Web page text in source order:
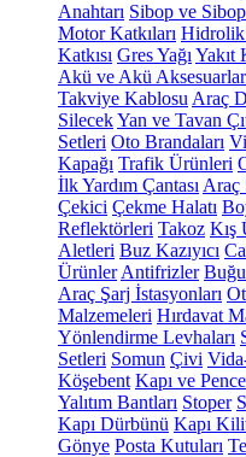
Anahtarı Sibop ve
Motor Katkıları Hidrolik
Katkısı Gres Yağı Yakıt
Akü ve Akü
Takviye Kablosu Araç
SilecekYan ve Tavan
Setleri Oto Brandaları
Kapağı Trafik Ürünleri
İlk Yardım Çantası Araç
Çekici Çekme Halatı
Reflektörleri Takoz Kış
Aletleri Buz Kazıyıcı
Ürünler Antifrizler
Araç Şarj İstasyonları
Malzemeleri Hırdavat
Yönlendirme Levhaları
Setleri Somun Çivi
Köşebent Kapı ve
Yalıtım Bantları Stoper
Kapı Dürbünü Kapı
Gönye Posta Kutuları